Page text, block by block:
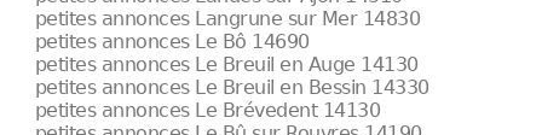
petites annonces Langrune sur Mer 14830
petites annonces Le Bô 14690
petites annonces Le Breuil en Auge 14130
petites annonces Le Breuil en Bessin 14330
petites annonces Le Brévedent 14130